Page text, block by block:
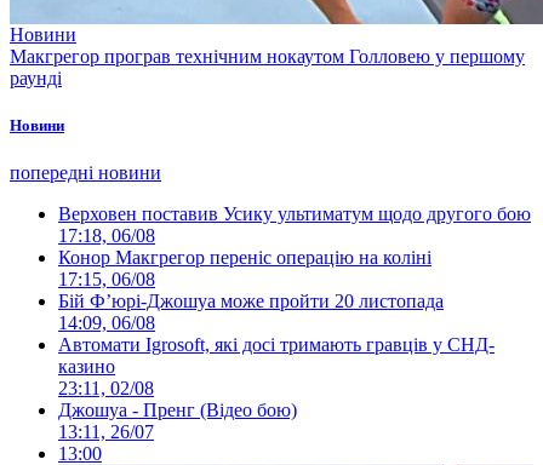
Новини
Макгрегор програв технічним нокаутом Голловею у першому
раунді
Новини
попередні новини
Верховен поставив Усику ультиматум щодо другого бою
17:18, 06/08
Конор Макгрегор переніс операцію на коліні
17:15, 06/08
Бій Ф’юрі-Джошуа може пройти 20 листопада
14:09, 06/08
Автомати Igrosoft, які досі тримають гравців у СНД-
казино
23:11, 02/08
Джошуа - Пренг (Відео бою)
13:11, 26/07
13:00